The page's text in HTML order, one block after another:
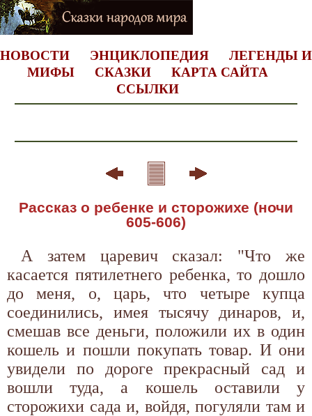
НОВОСТИ ЭНЦИКЛОПЕДИЯ
ЛЕГЕНДЫ И
МИФЫ
СКАЗКИ
КАРТА САЙТА
ССЫЛКИ
Рассказ о ребенке и сторожихе (ночи
605-606)
А затем царевич сказал: "Что же
касается пятилетнего ребенка, то дошло
до меня, о, царь, что четыре купца
соединились, имея тысячу динаров, и,
смешав все деньги, положили их в один
кошель и пошли покупать товар. И они
увидели по дороге прекрасный сад и
вошли туда, а кошель оставили у
сторожихи сада и, войдя, погуляли там и